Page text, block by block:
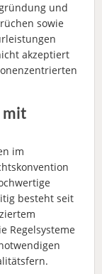
und
sowie
akzeptiert
mit
im
besteht seit
Regelsysteme